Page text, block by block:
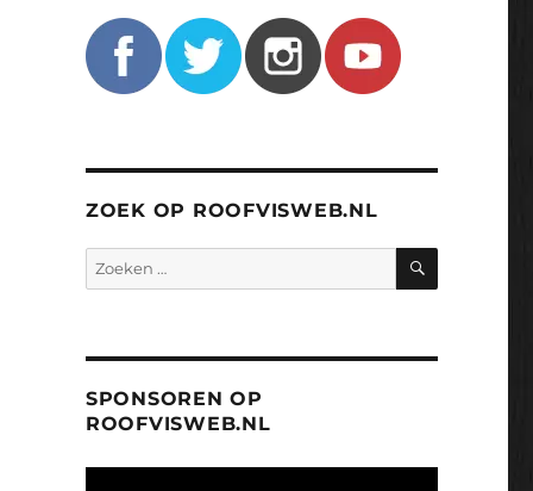
ZOEK OP ROOFVISWEB.NL
Zoeken
naar:
ZOEKEN
SPONSOREN OP
ROOFVISWEB.NL